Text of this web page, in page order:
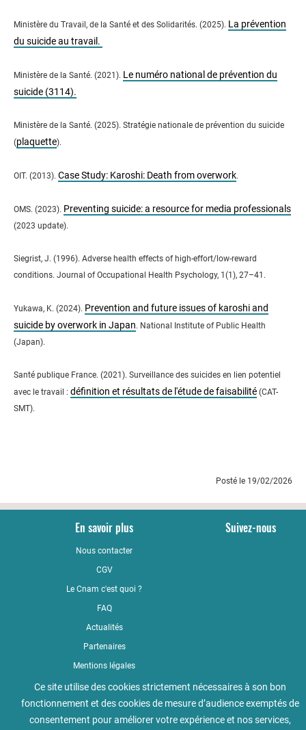
Ministère du Travail, de la Santé et des Solidarités. (2025). La prévention
du suicide au travail.
Ministère de la Santé. (2021). Le numéro national de prévention du
suicide (3114).
Ministère de la Santé. (2025). Stratégie nationale de prévention du suicide
(plaquette).
OIT. (2013). Case Study: Karoshi: Death from overwork.
OMS. (2023). Preventing suicide: a resource for media professionals
(2023 update).
Siegrist, J. (1996). Adverse health effects of high-effort/low-reward
conditions. Journal of Occupational Health Psychology, 1(1), 27–41.
Yukawa, K. (2024). Prevention and future issues of karoshi and
suicide by overwork in Japan. National Institute of Public Health
(Japan).
Santé publique France. (2021). Surveillance des suicides en lien potentiel
avec le travail : définition et résultats de l'étude de faisabilité (CAT-
SMT).
Posté le 19/02/2026
En savoir plus
Nous contacter
CGV
Le Cnam c'est quoi ?
FAQ
Actualités
Partenaires
Mentions légales
Qualité
Règlement intérieur
Accessibilité : non conforme
Suivez-nous
Ce site utilise des cookies strictement nécessaires à son bon
fonctionnement et des cookies de mesure d’audience exemptés de
consentement pour améliorer votre expérience et nos services,